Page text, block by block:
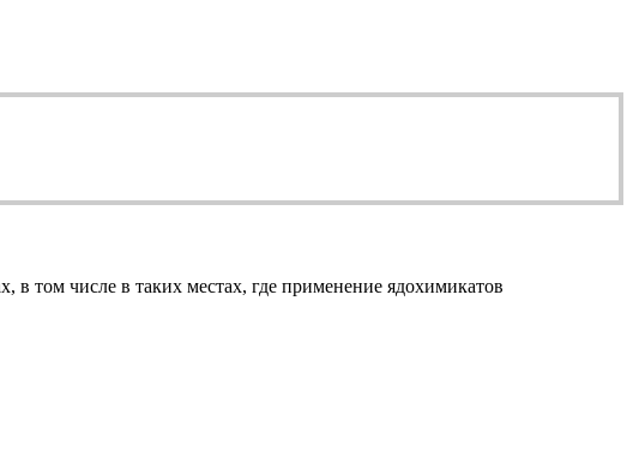
том числе в таких местах, где применение ядохимикатов